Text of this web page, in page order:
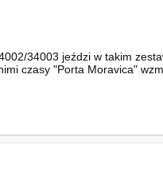
34003 jeździ w takim
czasy "Porta Moravica"